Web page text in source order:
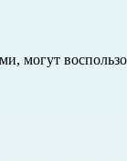
могут